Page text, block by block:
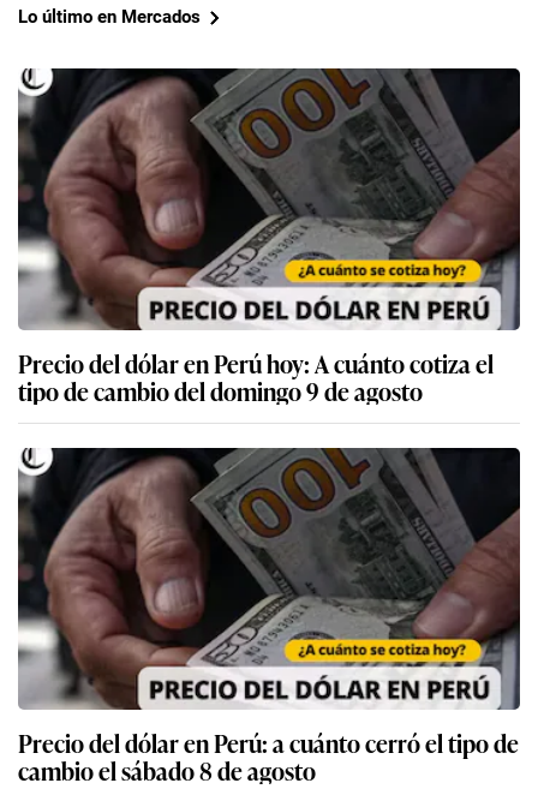
Lo último en Mercados
Precio del dólar en Perú hoy: A cuánto cotiza el
tipo de cambio del domingo 9 de agosto
Precio del dólar en Perú: a cuánto cerró el tipo de
cambio el sábado 8 de agosto